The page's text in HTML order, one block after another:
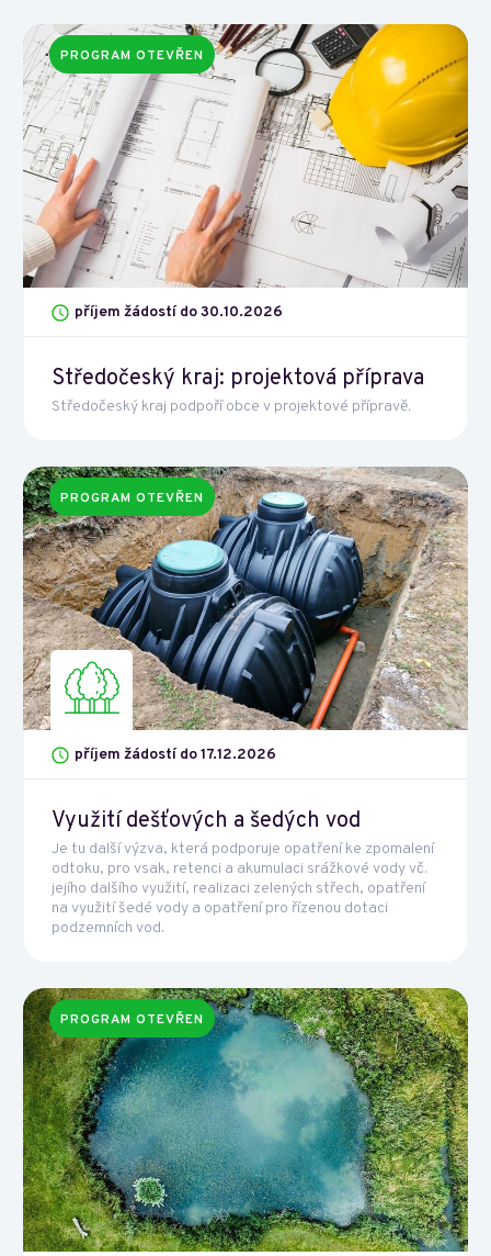
PROGRAM OTEVŘEN
příjem žádostí do 30.10.2026
Středočeský kraj: projektová příprava
Středočeský kraj podpoří obce v projektové přípravě.
PROGRAM OTEVŘEN
příjem žádostí do 17.12.2026
Využití dešťových a šedých vod
Je tu další výzva, která podporuje opatření ke zpomalení
odtoku, pro vsak, retenci a akumulaci srážkové vody vč.
jejího dalšího využití, realizaci zelených střech, opatření
na využití šedé vody a opatření pro řízenou dotaci
podzemních vod.
PROGRAM OTEVŘEN